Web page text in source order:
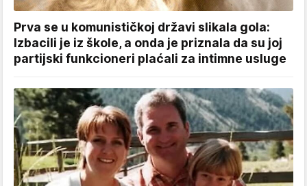
Prva se u komunističkoj državi slikala gola:
Izbacili je iz škole, a onda je priznala da su joj
partijski funkcioneri plaćali za intimne usluge